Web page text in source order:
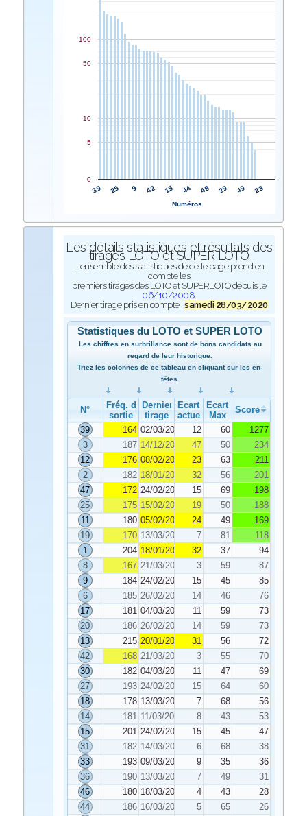
39 25 9 42 15 44 48 29 49 23
0
5
10
50
100
Numéros
Les détails statistiques et résultats des
tirages LOTO et SUPER LOTO
L'ensemble des statistiques de cette page prend en
compte les
premiers tirages des LOTO et SUPERLOTO depuis le
06/10/2008.
Dernier tirage pris en compte :samedi 28/03/2020
Statistiques du LOTO et SUPER LOTO
Les chiffres en surbrillance sont de bons candidats au
regard de leur historique.
Triez les colonnes de ce tableau en cliquant sur les en-
têtes.
N°
Fréq. de
sortie
Dernier
tirage
Ecart
actuel
Ecart
Max
Score
39
164 02/03/2020 12 60
1277
3
187 14/12/2019 47 50
234
12
176 08/02/2020 23 63
211
2
182 18/01/2020 32 56
201
47
172 24/02/2020 15 69
198
25
175 15/02/2020 19 50
188
11
180 05/02/2020 24 49
169
19
170 13/03/2020 7 81
118
1
204 18/01/2020 32 37
94
8
167 21/03/2020 3 59
87
9
184 24/02/2020 15 45
85
6
185 26/02/2020 14 46
76
17
181 04/03/2020 11 59
73
20
186 26/02/2020 14 59
73
13
215 20/01/2020 31 56
72
42
168 21/03/2020 3 55
70
30
182 04/03/2020 11 47
69
27
193 24/02/2020 15 64
60
18
178 13/03/2020 7 68
56
14
181 11/03/2020 8 43
53
15
201 24/02/2020 15 45
47
31
182 14/03/2020 6 68
38
33
193 09/03/2020 9 35
36
36
190 13/03/2020 7 49
31
46
180 18/03/2020 4 43
28
44
186 16/03/2020 5 65
26